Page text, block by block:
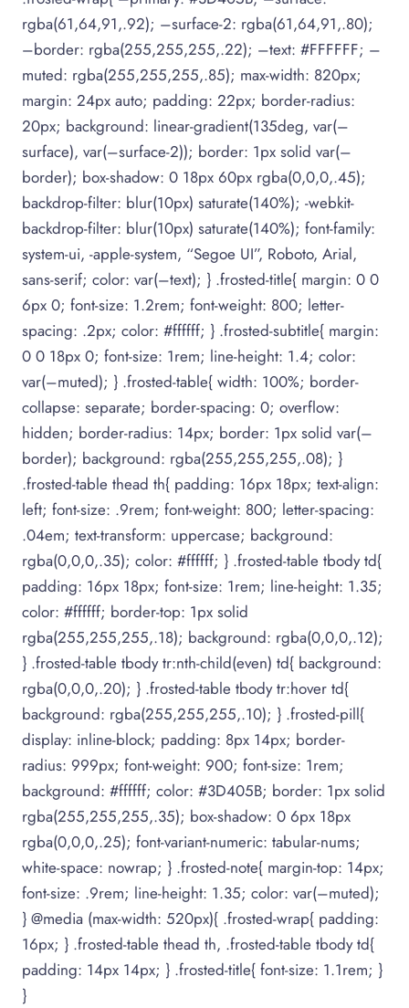
rgba(61,64,91,.92); –surface-2: rgba(61,64,91,.80);
–border: rgba(255,255,255,.22); –text: #FFFFFF; –
muted: rgba(255,255,255,.85); max-width: 820px;
margin: 24px auto; padding: 22px; border-radius:
20px; background: linear-gradient(135deg, var(–
surface), var(–surface-2)); border: 1px solid var(–
border); box-shadow: 0 18px 60px rgba(0,0,0,.45);
backdrop-filter: blur(10px) saturate(140%); -webkit-
backdrop-filter: blur(10px) saturate(140%); font-family:
system-ui, -apple-system, “Segoe UI”, Roboto, Arial,
sans-serif; color: var(–text); } .frosted-title{ margin: 0 0
6px 0; font-size: 1.2rem; font-weight: 800; letter-
spacing: .2px; color: #ffffff; } .frosted-subtitle{ margin:
0 0 18px 0; font-size: 1rem; line-height: 1.4; color:
var(–muted); } .frosted-table{ width: 100%; border-
collapse: separate; border-spacing: 0; overflow:
hidden; border-radius: 14px; border: 1px solid var(–
border); background: rgba(255,255,255,.08); }
.frosted-table thead th{ padding: 16px 18px; text-align:
left; font-size: .9rem; font-weight: 800; letter-spacing:
.04em; text-transform: uppercase; background:
rgba(0,0,0,.35); color: #ffffff; } .frosted-table tbody td{
padding: 16px 18px; font-size: 1rem; line-height: 1.35;
color: #ffffff; border-top: 1px solid
rgba(255,255,255,.18); background: rgba(0,0,0,.12);
} .frosted-table tbody tr:nth-child(even) td{ background:
rgba(0,0,0,.20); } .frosted-table tbody tr:hover td{
background: rgba(255,255,255,.10); } .frosted-pill{
display: inline-block; padding: 8px 14px; border-
radius: 999px; font-weight: 900; font-size: 1rem;
background: #ffffff; color: #3D405B; border: 1px solid
rgba(255,255,255,.35); box-shadow: 0 6px 18px
rgba(0,0,0,.25); font-variant-numeric: tabular-nums;
white-space: nowrap; } .frosted-note{ margin-top: 14px;
font-size: .9rem; line-height: 1.35; color: var(–muted);
} @media (max-width: 520px){ .frosted-wrap{ padding:
16px; } .frosted-table thead th, .frosted-table tbody td{
padding: 14px 14px; } .frosted-title{ font-size: 1.1rem; }
}